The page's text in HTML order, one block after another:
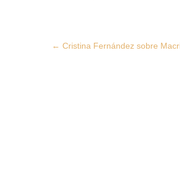
Post
← Cristina Fernández sobre